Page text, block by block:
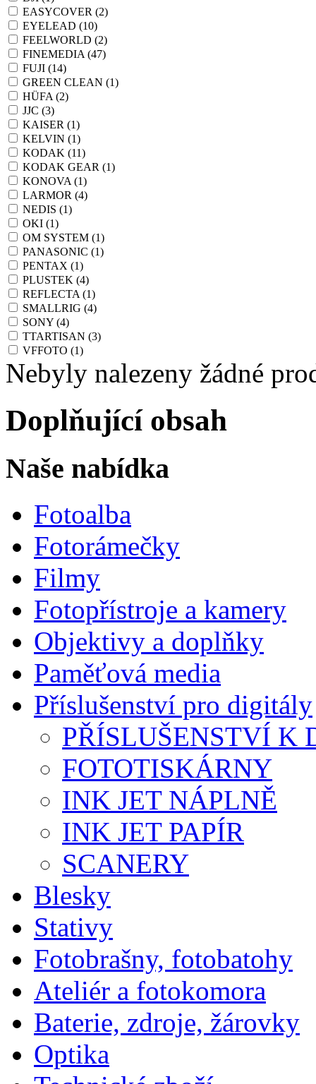
EASYCOVER (2)
EYELEAD (10)
FEELWORLD (2)
FINEMEDIA(47)
FUJI (14)
GREEN CLEAN (1)
HÜFA(2)
JJC (3)
KAISER (1)
KELVIN (1)
KODAK (11)
KODAK GEAR (1)
KONOVA(1)
LARMOR (4)
NEDIS (1)
OKI (1)
OM SYSTEM (1)
PANASONIC (1)
PENTAX (1)
PLUSTEK (4)
REFLECTA(1)
SMALLRIG (4)
SONY (4)
TTARTISAN (3)
VFFOTO (1)
Nebyly nalezeny žádné
Doplňující obsah
Naše nabídka
Fotoalba
Fotorámečky
Filmy
Fotopřístroje a kamery
Objektivy a doplňky
Paměťová media
Příslušenství pro digitály
PŘÍSLUŠENSTVÍ K
FOTOTISKÁRNY
INK JET NÁPLNĚ
INK JET PAPÍR
SCANERY
Blesky
Stativy
Fotobrašny, fotobatohy
Ateliér a fotokomora
Baterie, zdroje, žárovky
Optika